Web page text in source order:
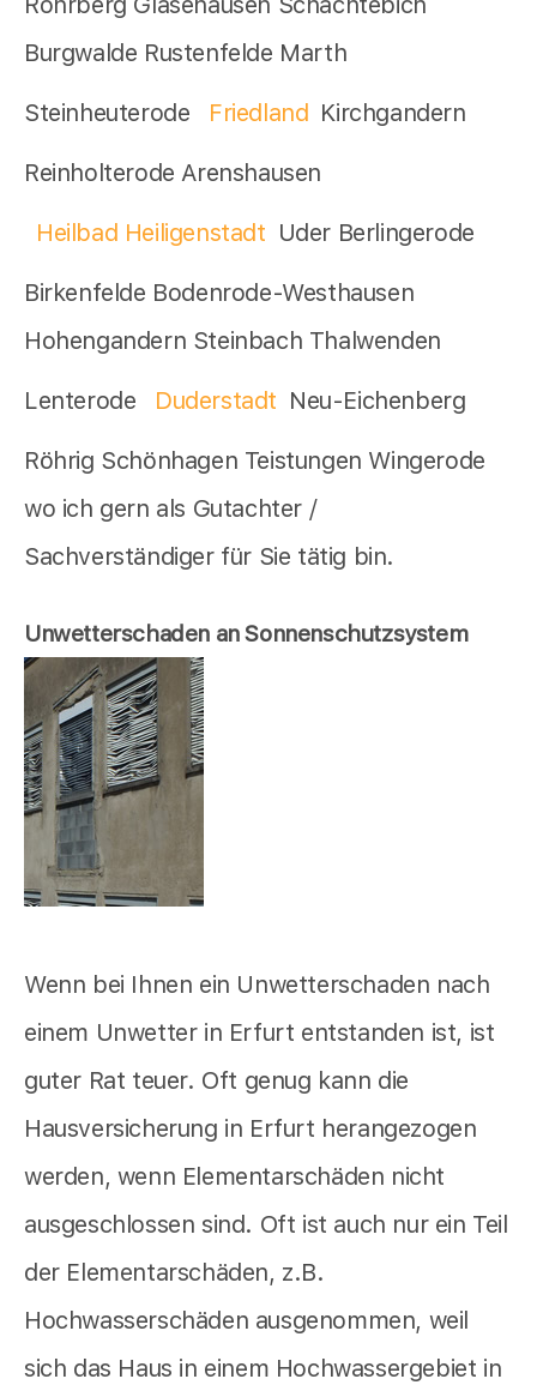
Burgwalde Rustenfelde Marth
Steinheuterode Friedland Kirchgandern
Reinholterode Arenshausen
Heilbad Heiligenstadt Uder Berlingerode
Birkenfelde Bodenrode-Westhausen
Hohengandern Steinbach Thalwenden
Lenterode Duderstadt Neu-Eichenberg
Röhrig Schönhagen Teistungen Wingerode
wo ich gern als Gutachter /
Sachverständiger für Sie tätig bin.
Unwetterschaden an Sonnenschutzsystem
Wenn bei Ihnen ein Unwetterschaden nach
einem Unwetter in Erfurt entstanden ist, ist
guter Rat teuer. Oft genug kann die
Hausversicherung in Erfurt herangezogen
werden, wenn Elementarschäden nicht
ausgeschlossen sind. Oft ist auch nur ein Teil
der Elementarschäden, z.B.
Hochwasserschäden ausgenommen, weil
sich das Haus in einem Hochwassergebiet in